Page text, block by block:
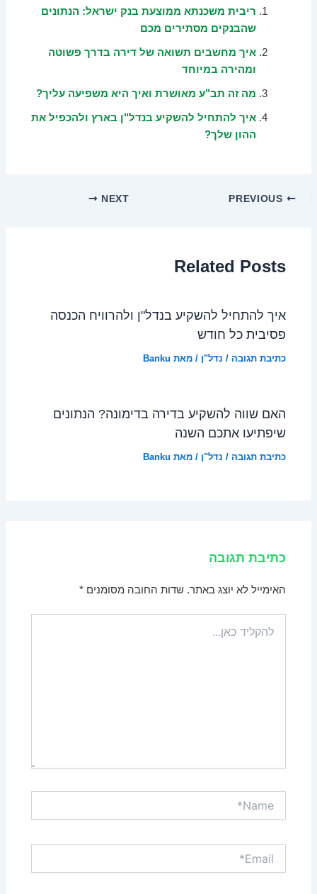
ריבית משכנתא ממוצעת בנק ישראל: הנתונים
שהבנקים מסתירים מכם
איך מחשבים תשואה של דירה בדרך פשוטה
ומהירה במיוחד
מה זה תב"ע מאושרת ואיך היא משפיעה עליך?
איך להתחיל להשקיע בנדל"ן בארץ ולהכפיל את
ההון שלך?
NEXT
Related Posts
איך להתחיל להשקיע בנדל"ן ולהרוויח הכנסה
פסיבית כל חודש
כתיבת תגובה / נדל"ן / מאת Banku
האם שווה להשקיע בדירה בדימונה? הנתונים
שיפתיעו אתכם השנה
כתיבת תגובה / נדל"ן / מאת Banku
כתיבת תגובה
האימייל לא יוצג באתר. שדות החובה מסומנים*
כאן...